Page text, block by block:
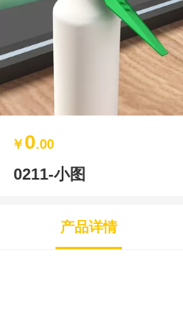
￥ 0.00
0211-小图
产品详情